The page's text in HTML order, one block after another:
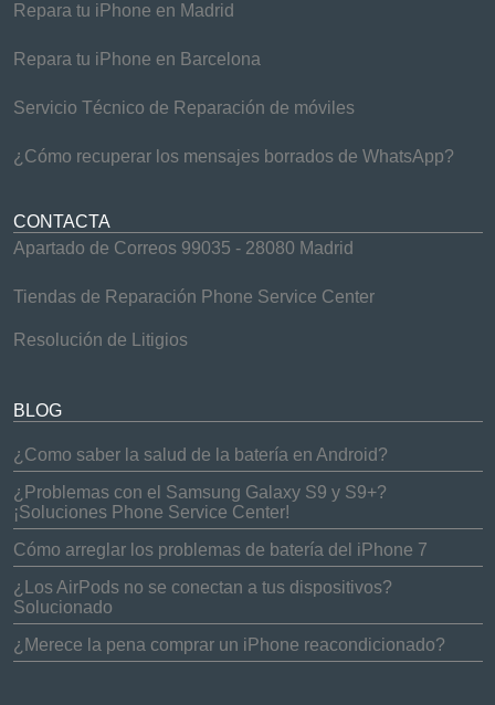
Repara tu iPhone en Madrid
Repara tu iPhone en Barcelona
Servicio Técnico de Reparación de móviles
¿Cómo recuperar los mensajes borrados de WhatsApp?
CONTACTA
Apartado de Correos 99035 - 28080 Madrid
Tiendas de Reparación Phone Service Center
Resolución de Litigios
BLOG
¿Como saber la salud de la batería en Android?
¿Problemas con el Samsung Galaxy S9 y S9+?
¡Soluciones Phone Service Center!
Cómo arreglar los problemas de batería del iPhone 7
¿Los AirPods no se conectan a tus dispositivos?
Solucionado
¿Merece la pena comprar un iPhone reacondicionado?